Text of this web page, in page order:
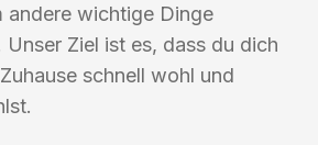
andere wichtige Dinge
Unser Ziel ist es, dass du dich
schnell wohl und